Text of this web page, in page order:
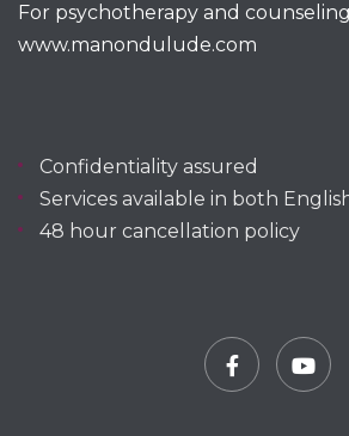
For psychotherapy and
www.manondulude.com
Confidentiality assured
Services available in both
48 hour cancellation policy